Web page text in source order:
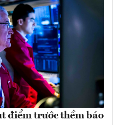
điểm trước thềm báo